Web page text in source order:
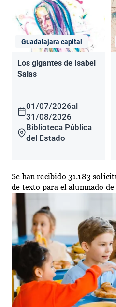
Guadalajara capital
Los gigantes de Isabel
Salas
01/07/2026al
31/08/2026
Biblioteca Pública
del Estado
Se han recibido 31.183
de texto para el alumnado